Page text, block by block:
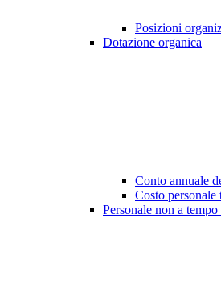
Posizioni
Dotazione organica
Conto annuale
Costo
Personale non a